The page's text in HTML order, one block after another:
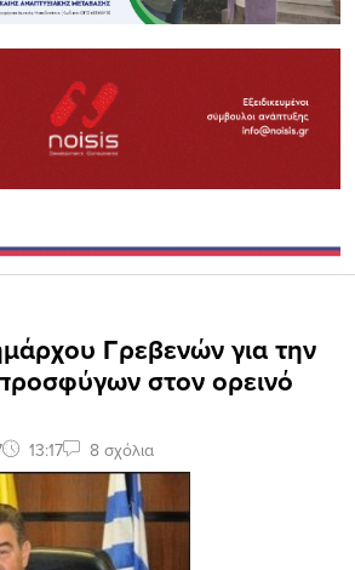
Γρεβενών για την
στον ορεινό
13:17 8 σχόλια